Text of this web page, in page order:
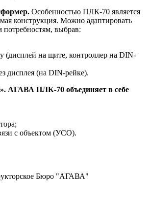
Особенностью ПЛК-70 является
конструкция. Можно адаптировать
потребностям, выбрав:
(дисплей на щите, контроллер на DIN-
дисплея (на DIN-рейке).
АГАВА ПЛК-70 объединяет в себе
с объектом (УСО).
Бюро "АГАВА"